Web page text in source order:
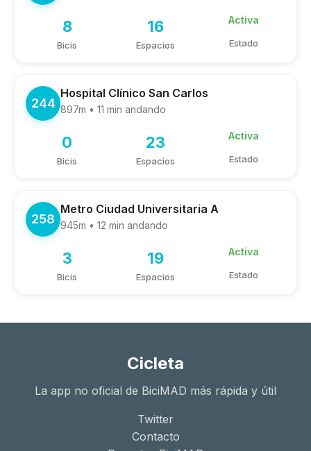
8
Bicis
16
Espacios
Activa
Estado
244
Hospital Clínico San Carlos
897m • 11 min andando
0
Bicis
23
Espacios
Activa
Estado
258
Metro Ciudad Universitaria A
945m • 12 min andando
3
Bicis
19
Espacios
Activa
Estado
Cicleta
La app no oficial de BiciMAD más rápida y útil
Twitter
Contacto